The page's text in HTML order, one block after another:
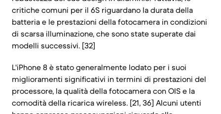
critiche comuni per il 6S riguardano la durata della
batteria e le prestazioni della fotocamera in condizioni
di scarsa illuminazione, che sono state superate dai
modelli successivi. [32]
L'iPhone 8 è stato generalmente lodato per i suoi
miglioramenti significativi in termini di prestazioni del
processore, la qualità della fotocamera con OIS e la
comodità della ricarica wireless. [21, 36] Alcuni utenti